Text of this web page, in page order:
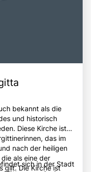
bekannt als die
und historisch
Diese Kirche ist
das im
nach der heiligen
als eine der
gilt. Die Kirche ist
sich in der Stadt